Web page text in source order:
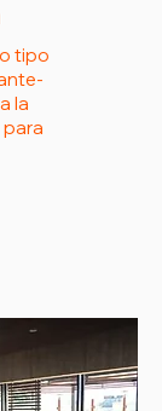
tipo
la
para